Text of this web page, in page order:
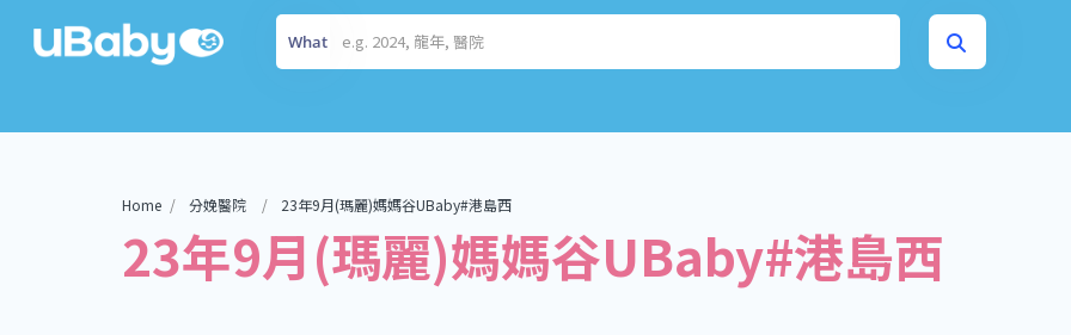
What
Home 分娩醫院 23年9月(瑪麗)媽媽谷UBaby#港島西
23年9月(瑪麗)媽媽谷UBaby#港島西